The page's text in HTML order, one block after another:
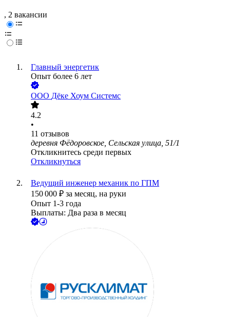
, 2 вакансии
Главный энергетик
Опыт более 6 лет
ООО Дёке Хоум Системс
4.2
•
11 отзывов
деревня Фёдоровское, Сельская улица, 51/1
Откликнитесь среди первых
Откликнуться
Ведущий инженер механик по ГПМ
150 000 ₽ за месяц, на руки
Опыт 1-3 года
Выплаты: Два раза в месяц